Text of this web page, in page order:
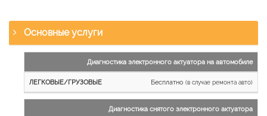
Основные услуги
работы
Легковые
и
Диагностика электронного актуатора на автомобиле
Бесплатно (в случае ремонта авто)
Диагностика снятого электронного актуатора